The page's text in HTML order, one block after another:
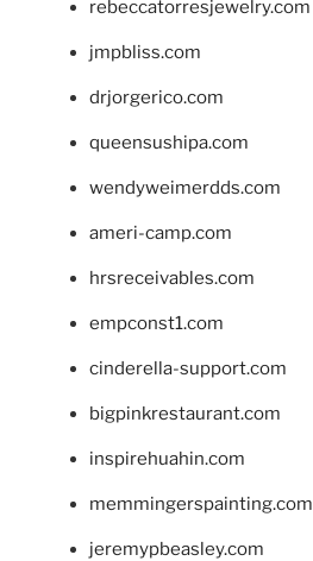
rebeccatorresjewelry.com
jmpbliss.com
drjorgerico.com
queensushipa.com
wendyweimerdds.com
ameri-camp.com
hrsreceivables.com
empconst1.com
cinderella-support.com
bigpinkrestaurant.com
inspirehuahin.com
memmingerspainting.com
jeremypbeasley.com